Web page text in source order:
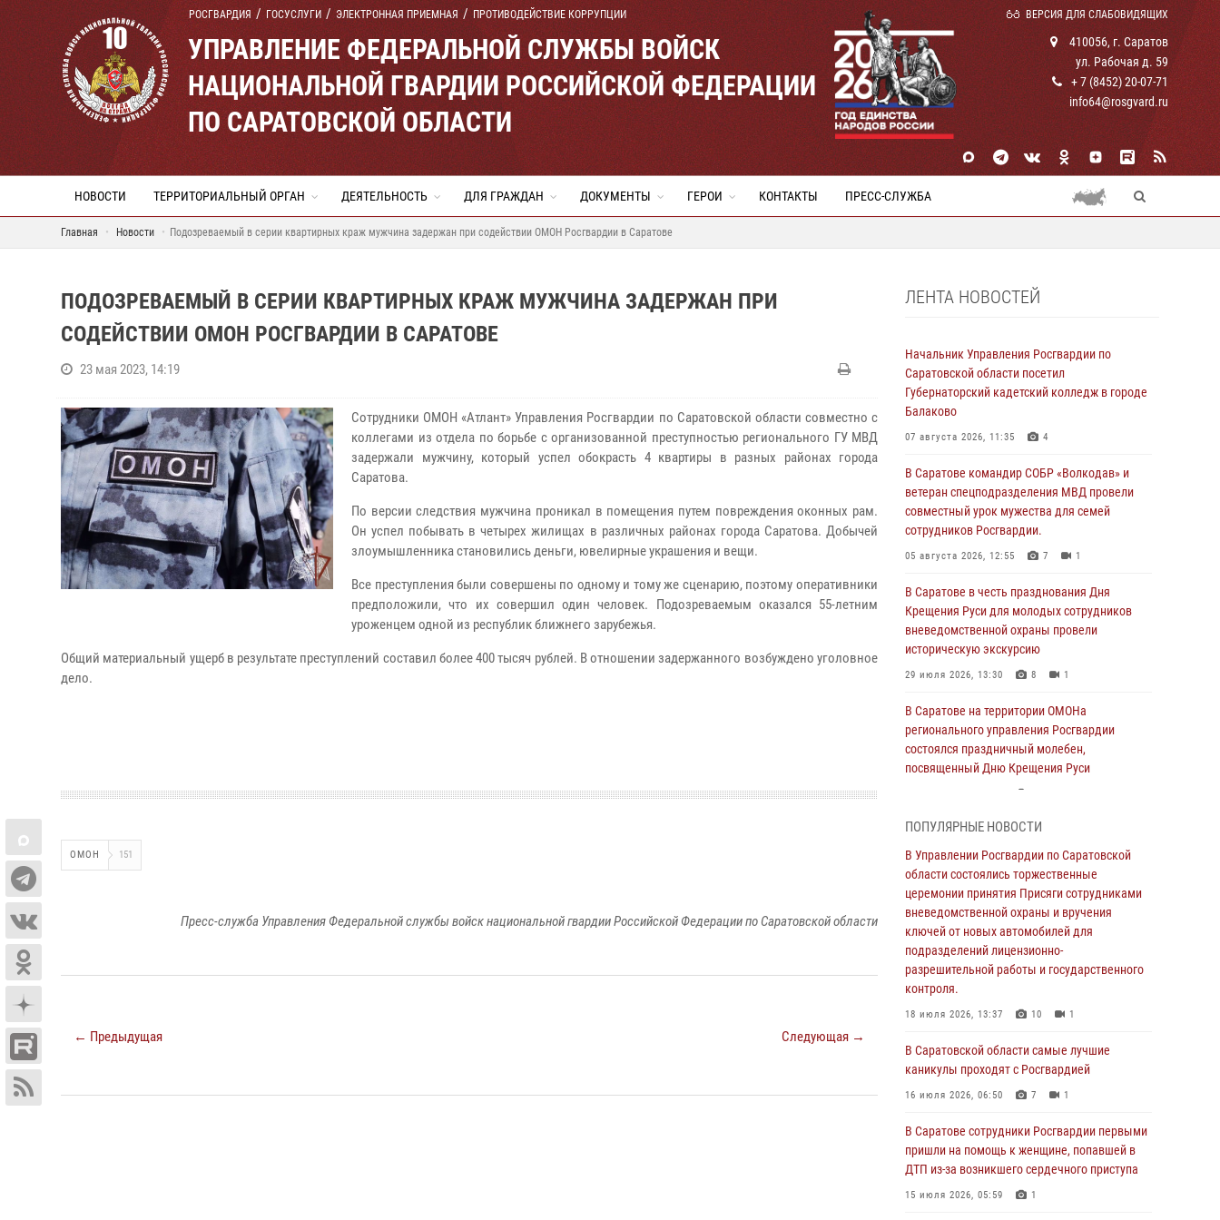
РОСГВАРДИЯ ГОСУСЛУГИ ЭЛЕКТРОННАЯ ПРИЕМНАЯ ПРОТИВОДЕЙСТВИЕ КОРРУПЦИИ ВЕРСИЯ ДЛЯ СЛАБОВИДЯЩИХ
УПРАВЛЕНИЕ ФЕДЕРАЛЬНОЙ СЛУЖБЫ ВОЙСК
НАЦИОНАЛЬНОЙ ГВАРДИИ РОССИЙСКОЙ ФЕДЕРАЦИИ
ПО САРАТОВСКОЙ ОБЛАСТИ
410056, г. Саратов
ул. Рабочая д. 59
+ 7 (8452) 20-07-71
info64@rosgvard.ru
НОВОСТИ ТЕРРИТОРИАЛЬНЫЙ ОРГАН ДЕЯТЕЛЬНОСТЬ ДЛЯ ГРАЖДАН ДОКУМЕНТЫ ГЕРОИ КОНТАКТЫ ПРЕСС-СЛУЖБА
Главная Новости Подозреваемый в серии квартирных краж мужчина задержан при содействии ОМОН Росгвардии в Саратове
ПОДОЗРЕВАЕМЫЙ В СЕРИИ КВАРТИРНЫХ КРАЖ МУЖЧИНА ЗАДЕРЖАН ПРИ
СОДЕЙСТВИИ ОМОН РОСГВАРДИИ В САРАТОВЕ
23 мая 2023, 14:19
Сотрудники ОМОН «Атлант» Управления Росгвардии по Саратовской области совместно с
коллегами из отдела по борьбе с организованной преступностью регионального ГУ МВД
задержали мужчину, который успел обокрасть 4 квартиры в разных районах города
Саратова.
По версии следствия мужчина проникал в помещения путем повреждения оконных рам.
Он успел побывать в четырех жилищах в различных районах города Саратова. Добычей
злоумышленника становились деньги, ювелирные украшения и вещи.
Все преступления были совершены по одному и тому же сценарию, поэтому оперативники
предположили, что их совершил один человек. Подозреваемым оказался 55-летним
уроженцем одной из республик ближнего зарубежья.
Общий материальный ущерб в результате преступлений составил более 400 тысяч рублей. В отношении задержанного возбуждено уголовное
дело.
ОМОН 151
Пресс-служба Управления Федеральной службы войск национальной гвардии Российской Федерации по Саратовской области
← Предыдущая Следующая →
ЛЕНТА НОВОСТЕЙ
Начальник Управления Росгвардии по
Саратовской области посетил
Губернаторский кадетский колледж в городе
Балаково
07 августа 2026, 11:35 4
В Саратове командир СОБР «Волкодав» и
ветеран спецподразделения МВД провели
совместный урок мужества для семей
сотрудников Росгвардии.
05 августа 2026, 12:55 7 1
В Саратове в честь празднования Дня
Крещения Руси для молодых сотрудников
вневедомственной охраны провели
историческую экскурсию
29 июля 2026, 13:30 8 1
В Саратове на территории ОМОНа
регионального управления Росгвардии
состоялся праздничный молебен,
посвященный Дню Крещения Руси
В Саратовской области сотрудники
Росгвардии помогли вернуться домой
потерявшейся пенсионерке
21 июля 2026, 10:38
В Управлении Росгвардии по Саратовской
области состоялись торжественные
церемонии принятия Присяги сотрудниками
вневедомственной охраны и вручения
ключей от новых автомобилей для
разрешительной работы и государственного
18 июля 2026, 13:37 10 1
В Саратовской области самые лучшие
16 июля 2026, 06:50 7 1
ПОПУЛЯРНЫЕ НОВОСТИ
В Управлении Росгвардии по Саратовской
области состоялись торжественные
церемонии принятия Присяги сотрудниками
вневедомственной охраны и вручения
ключей от новых автомобилей для
подразделений лицензионно-
разрешительной работы и государственного
контроля.
18 июля 2026, 13:37 10 1
В Саратовской области самые лучшие
каникулы проходят с Росгвардией
16 июля 2026, 06:50 7 1
В Саратове сотрудники Росгвардии первыми
пришли на помощь к женщине, попавшей в
ДТП из-за возникшего сердечного приступа
15 июля 2026, 05:59 1